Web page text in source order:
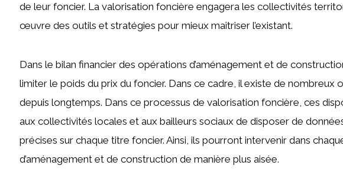
de leur foncier. La valorisation foncière engagera les collectivités
œuvre des outils et stratégies pour mieux maîtriser l’existant.
Dans le bilan financier des opérations d’aménagement et de
limiter le poids du prix du foncier. Dans ce cadre, il existe de nombreux
depuis longtemps. Dans ce processus de valorisation foncière, ces
aux collectivités locales et aux bailleurs sociaux de disposer de
précises sur chaque titre foncier. Ainsi, ils pourront intervenir dans
d’aménagement et de construction de manière plus aisée.